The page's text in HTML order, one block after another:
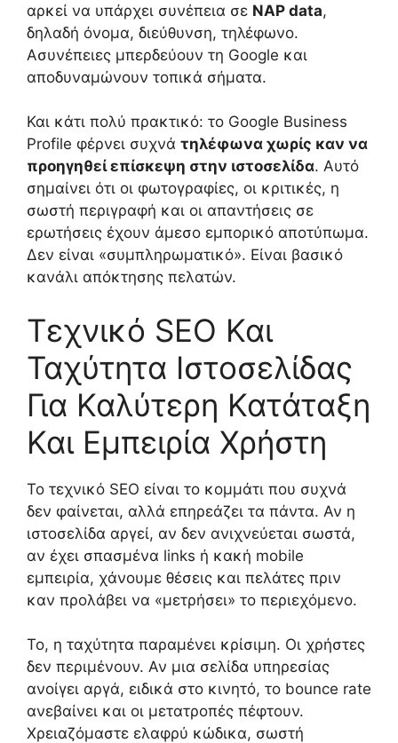
αρκεί να υπάρχει συνέπεια σε NAP data,
δηλαδή όνομα, διεύθυνση, τηλέφωνο.
Ασυνέπειες μπερδεύουν τη Google και
αποδυναμώνουν τοπικά σήματα.
Και κάτι πολύ πρακτικό: το Google Business
Profile φέρνει συχνά τηλέφωνα χωρίς καν να
προηγηθεί επίσκεψη στην ιστοσελίδα. Αυτό
σημαίνει ότι οι φωτογραφίες, οι κριτικές, η
σωστή περιγραφή και οι απαντήσεις σε
ερωτήσεις έχουν άμεσο εμπορικό αποτύπωμα.
Δεν είναι «συμπληρωματικό». Είναι βασικό
κανάλι απόκτησης πελατών.
Τεχνικό SEO Και
Ταχύτητα Ιστοσελίδας
Για Καλύτερη Κατάταξη
Και Εμπειρία Χρήστη
Το τεχνικό SEO είναι το κομμάτι που συχνά
δεν φαίνεται, αλλά επηρεάζει τα πάντα. Αν η
ιστοσελίδα αργεί, αν δεν ανιχνεύεται σωστά,
αν έχει σπασμένα links ή κακή mobile
εμπειρία, χάνουμε θέσεις και πελάτες πριν
καν προλάβει να «μετρήσει» το περιεχόμενο.
Το, η ταχύτητα παραμένει κρίσιμη. Οι χρήστες
δεν περιμένουν. Αν μια σελίδα υπηρεσίας
ανοίγει αργά, ειδικά στο κινητό, το bounce rate
ανεβαίνει και οι μετατροπές πέφτουν.
Χρειαζόμαστε ελαφρύ κώδικα, σωστή